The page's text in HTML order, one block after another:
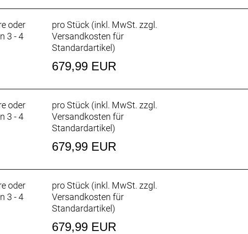
oder
3 - 4
pro Stück (inkl. MwSt. zzgl.
Versandkosten für
Standardartikel)
679,99 EUR
oder
3 - 4
pro Stück (inkl. MwSt. zzgl.
Versandkosten für
Standardartikel)
679,99 EUR
oder
3 - 4
pro Stück (inkl. MwSt. zzgl.
Versandkosten für
Standardartikel)
679,99 EUR